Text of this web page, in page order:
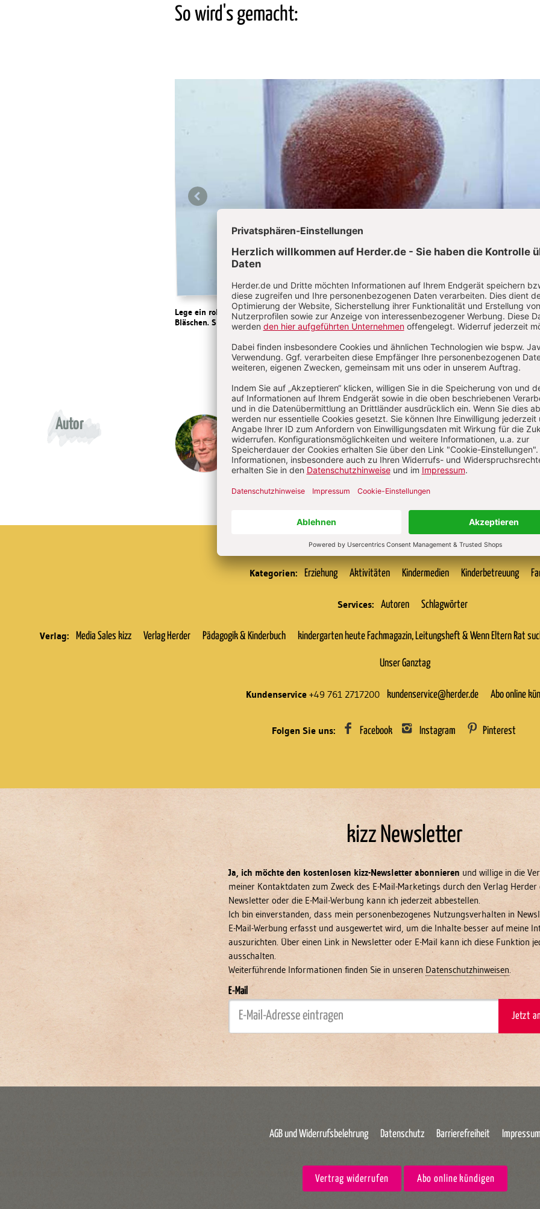
So wird's gemacht:
Lege ein rohes Ei in ein Glas mit Essig. Nach kurzer Zeit schon bilden sich auf der Eierschale
Bläschen. Sie sind ein Zeichen dafür, dass etwas mit der Schale geschieht.
© Hermann
Bild 1 / 5
Überschrift
Autor Hermann Krekeler
Kategorien: Erziehung Aktivitäten Kindermedien Kinderbetreuung
Services: Autoren Schlagwörter
Verlag: Media Sales kizz Verlag Herder Pädagogik & Kinderbuch kindergarten heute Fachmagazin, Leitungsheft & Wenn Eltern Rat
Unser Ganztag
Kundenservice +49 761 2717200 kundenservice@herder.de Abo online
Folgen Sie uns: Facebook Instagram Pinterest
kizz Newsletter
Ja, ich möchte den kostenlosen kizz-Newsletter abonnieren und willige in die
meiner Kontaktdaten zum Zweck des E-Mail-Marketings durch den Verlag Herder
Newsletter oder die E-Mail-Werbung kann ich jederzeit abbestellen.
Ich bin einverstanden, dass mein personenbezogenes Nutzungsverhalten in
E-Mail-Werbung erfasst und ausgewertet wird, um die Inhalte besser auf meine
auszurichten. Über einen Link in Newsletter oder E-Mail kann ich diese Funktion
ausschalten.
Weiterführende Informationen finden Sie in unseren Datenschutzhinweisen
E-Mail
Jetzt
AGB und Widerrufsbelehrung Datenschutz Barrierefreiheit Impressum
Vertrag widerrufen Abo online kündigen